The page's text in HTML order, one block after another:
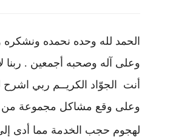
الحمد لله وحده نحمده
وعلى آله وصحبه أجمعين . ربنا لا
أنت الجوّاد الكريــم ربي
وعلى وقع مشاكل مجموعة من
لهجوم حجب الخدمة مما أدى